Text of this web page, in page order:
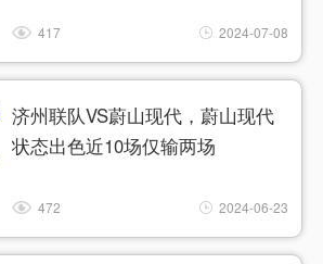
417 2024-07-08
济州联队VS蔚山现代，蔚山现代
状态出色近10场仅输两场
472 2024-06-23